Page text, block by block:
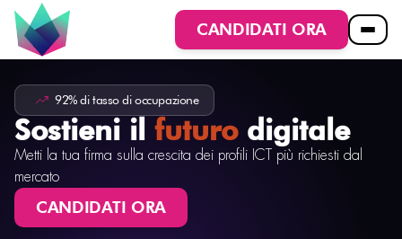
CANDIDATI ORA
92% di tasso di occupazione
Sostieni il futurodigitale
Metti la tua firma sulla crescita dei profili ICT più richiesti dal
mercato
CANDIDATI ORA